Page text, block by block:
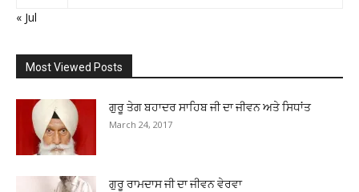
« Jul
Most Viewed Posts
ਗੁਰੂ ਤੇਗ ਬਹਾਦਰ ਸਾਹਿਬ ਜੀ ਦਾ ਜੀਵਨ ਅਤੇ ਸਿਧਾਂਤ
March 24, 2017
ਗੁਰੂ ਰਾਮਦਾਸ ਜੀ ਦਾ ਜੀਵਨ ਵੇਰਵਾ